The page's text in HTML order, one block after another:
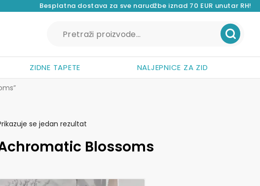
Besplatna dostava za sve narudžbe iznad 70 EUR unutar RH!
ZIDNE TAPETE NALJEPNICE ZA ZID
se jedan rezultat
Blossoms